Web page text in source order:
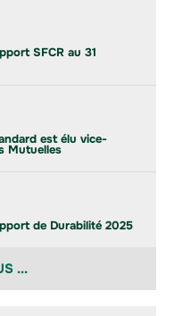
SFCR au 31
est élu vice-
Mutuelles
de Durabilité 2025
...